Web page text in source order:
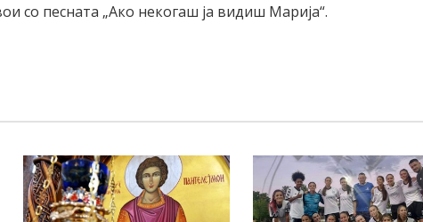
со песната „Ако некогаш ја видиш Марија“.